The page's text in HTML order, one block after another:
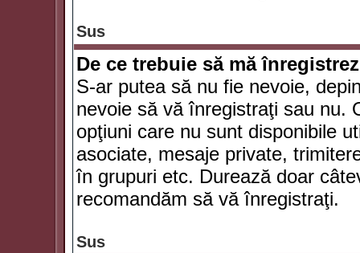
Sus
De ce trebuie să mă
S-ar putea să nu fie nevoie,
nevoie să vă înregistraţi sau nu.
opţiuni care nu sunt disponibile
asociate, mesaje private,
în grupuri etc. Durează doar
recomandăm să vă înregistraţi.
Sus